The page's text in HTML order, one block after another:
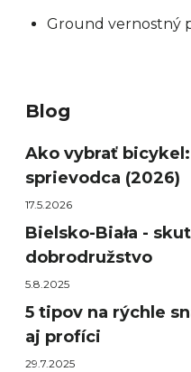
Ground vernostný
Blog
Ako vybrať
sprievodca (2026)
17.5.2026
Bielsko-Biała -
dobrodružstvo
5.8.2025
5 tipov na rýchle
aj profíci
29.7.2025